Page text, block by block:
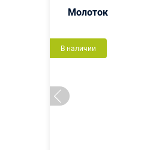
Молоток
В наличии